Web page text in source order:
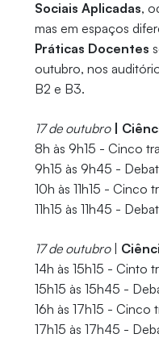
Sociais Aplicadas,
mas em espaços
Práticas Docentes
outubro, nos
B2 e B3.
17 de outubro|
8h às 9h15 - Cinco
9h15 às 9h45 -
10h às 11h15 - Cinco
11h15 às 11h45 -
17 de outubro|
14h às 15h15 - Cinto
15h15 às 15h45 -
16h às 17h15 - Cinco
17h15 às 17h45 -